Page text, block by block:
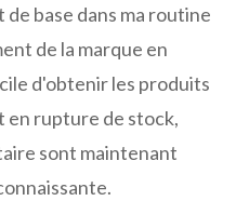
base dans ma routine
de la marque en
d'obtenir les produits
en rupture de stock,
sont maintenant